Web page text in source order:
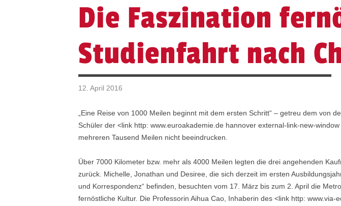
Die Faszination
Studienfahrt nach
12. April 2016
„Eine Reise von 1000 Meilen beginnt mit dem ersten Schritt“ – getreu dem von
Schüler der <link http: www.euroakademie.de hannover external-link-new-
mehreren Tausend Meilen nicht beeindrucken.
Über 7000 Kilometer bzw. mehr als 4000 Meilen legten die drei angehenden
zurück. Michelle, Jonathan und Desiree, die sich derzeit im ersten
und Korrespondenz“ befinden, besuchten vom 17. März bis zum 2. April die
fernöstliche Kultur. Die Professorin Aihua Cao, Inhaberin des <link http: